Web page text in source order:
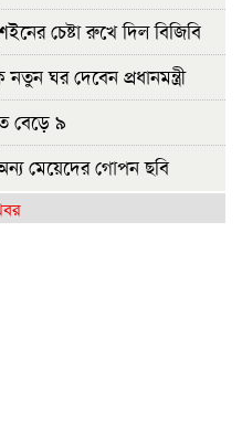
চেষ্টা রুখে দিল বিজিবি
ঘর দেবেন প্রধানমন্ত্রী
বেড়ে ৯
মেয়েদের গোপন ছবি